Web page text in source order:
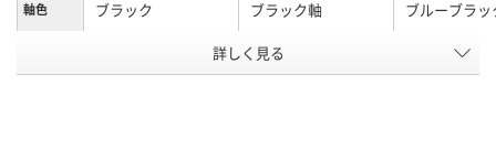
軸色 ブラック ブラック軸 ブルーブラッ
0.5mm、0.5ｍｍ 0.38mm、
詳しく見る